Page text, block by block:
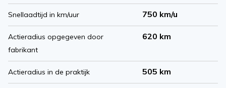
Snellaadtijd in km/uur 750 km/u
Actieradius opgegeven door
fabrikant
620 km
Actieradius in de praktijk 505 km